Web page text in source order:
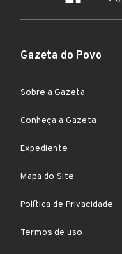
Gazeta do Povo
Sobre a Gazeta
Conheça a Gazeta
Expediente
Mapa do Site
Política de Privacidade
Termos de uso